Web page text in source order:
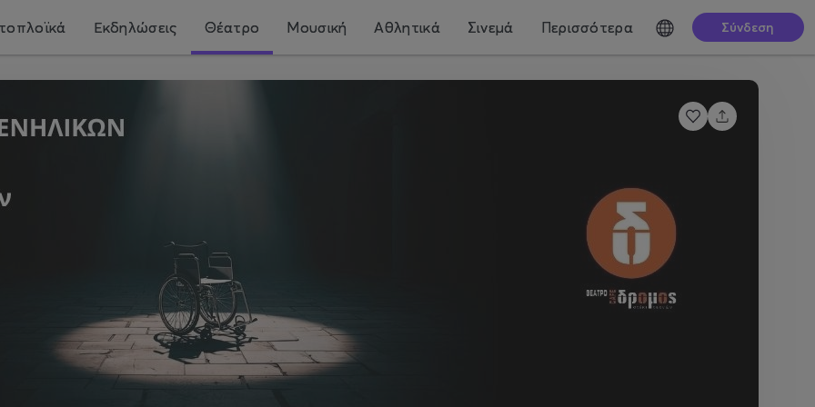
Εκδηλώσεις Θέατρο Μουσική Αθλητικά Σινεμά Περισσότερα Σύνδεση